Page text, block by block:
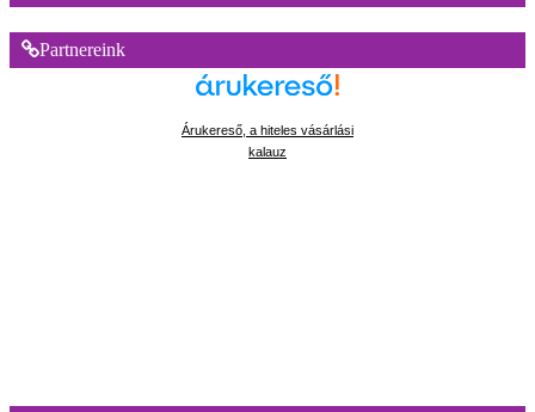
Partnereink
Árukereső, a hiteles vásárlási
kalauz